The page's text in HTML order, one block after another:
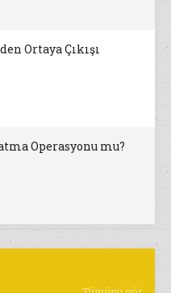
Ortaya Çıkışı
Operasyonu mu?